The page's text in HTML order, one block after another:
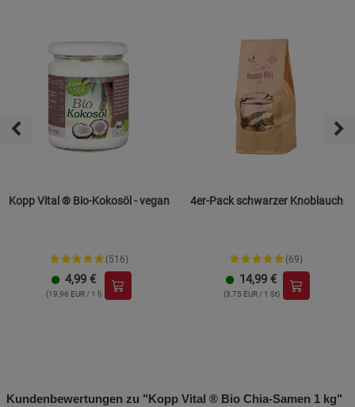
Kopp Vital ® Bio-Kokosöl - vegan
(516)
4,99 €
(19,96 EUR / 1 l)
4er-Pack schwarzer Knoblauch
(69)
14,99 €
(3,75 EUR / 1 St)
Kundenbewertungen zu "Kopp Vital ® Bio Chia-Samen 1 kg"